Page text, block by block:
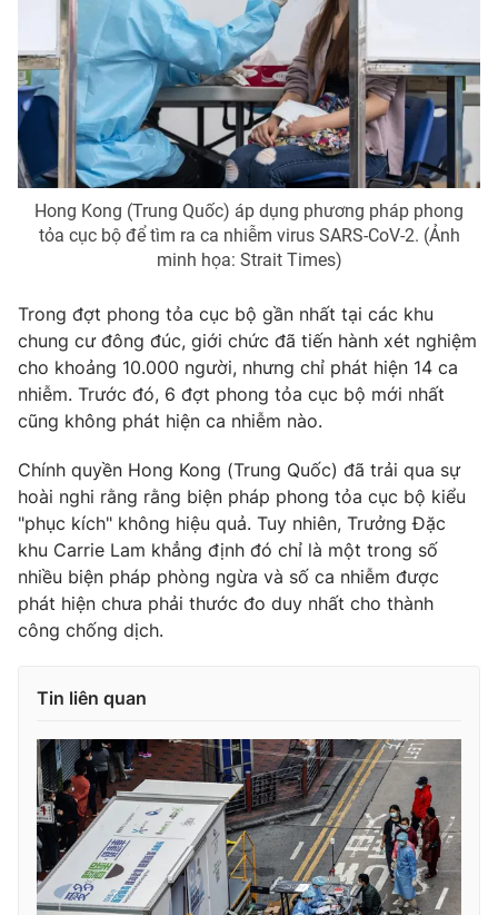
Video Shorts video
VTV Money VTV Thể thao
VTV Sức khoẻ Bất động sản
Thị trường 24h Tấm lòng Việt
Vươn mình bằng AI
VTV9 VTV8
Liên hệ tòa soạn English
THỜI BÁO VTV
Theo dõi báo trên
Cơ quan chủ quản:
Giấy phép hoạt động báo in và báo điện tử số 483/GP-BTTTT
cấp ngày 29/12/2023
Tổng Biên tập:
Vũ Thanh Thủy
Phó Tổng Biên tập:Nguyễn Thị Mỹ Hạnh, Phạm Quốc Thắng,
Nguyễn Trọng Ninh
Tổng đài VTV:024.38 355 931 - 024.38 355 932
Hong Kong (Trung Quốc) áp dụng phương pháp phong
tỏa cục bộ để tìm ra ca nhiễm virus SARS-CoV-2. (Ảnh
minh họa: Strait Times)
Trong đợt phong tỏa cục bộ gần nhất tại các khu
chung cư đông đúc, giới chức đã tiến hành xét nghiệm
cho khoảng 10.000 người, nhưng chỉ phát hiện 14 ca
nhiễm. Trước đó, 6 đợt phong tỏa cục bộ mới nhất
cũng không phát hiện ca nhiễm nào.
Chính quyền Hong Kong (Trung Quốc) đã trải qua sự
hoài nghi rằng rằng biện pháp phong tỏa cục bộ kiểu
"phục kích" không hiệu quả. Tuy nhiên, Trưởng Đặc
khu Carrie Lam khẳng định đó chỉ là một trong số
nhiều biện pháp phòng ngừa và số ca nhiễm được
phát hiện chưa phải thước đo duy nhất cho thành
công chống dịch.
Tin liên quan